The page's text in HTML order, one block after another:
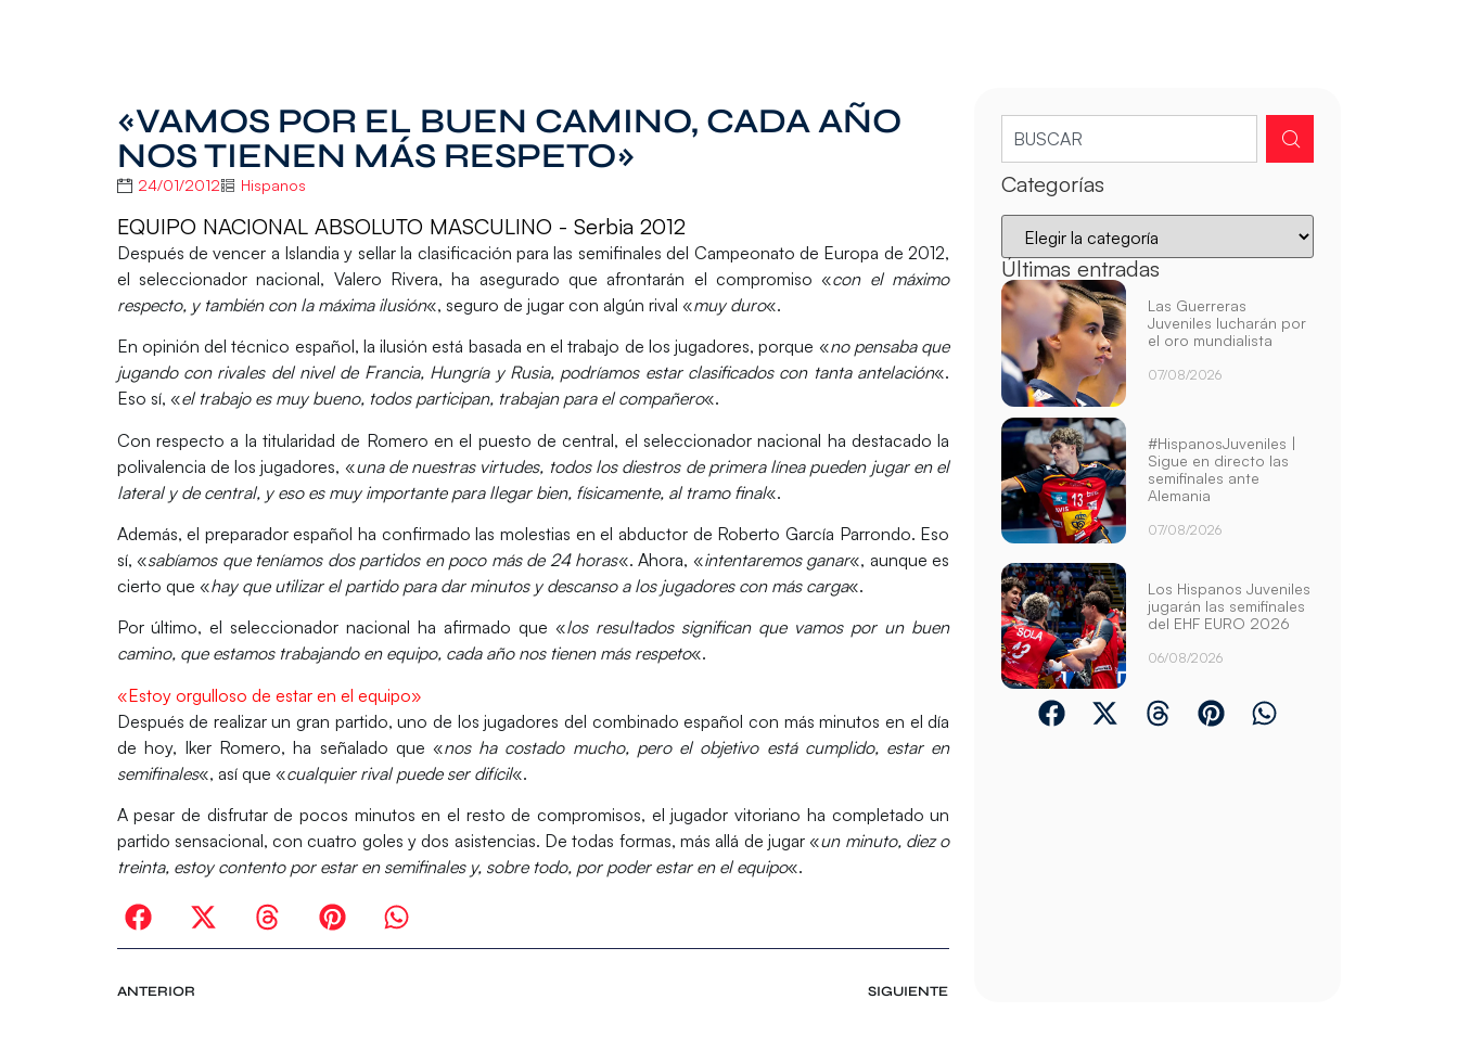
«VAMOS POR EL BUEN CAMINO, CADA AÑO
NOS TIENEN MÁS RESPETO»
24/01/2012 Hispanos
EQUIPO NACIONAL ABSOLUTO MASCULINO - Serbia 2012
Después de vencer a Islandia y sellar la clasificación para las semifinales del Campeonato de Europa de 2012,
el seleccionador nacional, Valero Rivera, ha asegurado que afrontarán el compromiso «con el máximo
respecto, y también con la máxima ilusión«, seguro de jugar con algún rival «muy duro«.
En opinión del técnico español, la ilusión está basada en el trabajo de los jugadores, porque «no pensaba que
jugando con rivales del nivel de Francia, Hungría y Rusia, podríamos estar clasificados con tanta antelación«.
Eso sí, «el trabajo es muy bueno, todos participan, trabajan para el compañero«.
Con respecto a la titularidad de Romero en el puesto de central, el seleccionador nacional ha destacado la
polivalencia de los jugadores, «una de nuestras virtudes, todos los diestros de primera línea pueden jugar en el
lateral y de central, y eso es muy importante para llegar bien, físicamente, al tramo final«.
Además, el preparador español ha confirmado las molestias en el abductor de Roberto García Parrondo. Eso
sí, «sabíamos que teníamos dos partidos en poco más de 24 horas«. Ahora, «intentaremos ganar«, aunque es
cierto que «hay que utilizar el partido para dar minutos y descanso a los jugadores con más carga«.
Por último, el seleccionador nacional ha afirmado que «los resultados significan que vamos por un buen
camino, que estamos trabajando en equipo, cada año nos tienen más respeto«.
«Estoy orgulloso de estar en el equipo»
Después de realizar un gran partido, uno de los jugadores del combinado español con más minutos en el día
de hoy, Iker Romero, ha señalado que «nos ha costado mucho, pero el objetivo está cumplido, estar en
semifinales«, así que «cualquier rival puede ser difícil«.
A pesar de disfrutar de pocos minutos en el resto de compromisos, el jugador vitoriano ha completado un
partido sensacional, con cuatro goles y dos asistencias. De todas formas, más allá de jugar «un minuto, diez o
treinta, estoy contento por estar en semifinales y, sobre todo, por poder estar en el equipo«.
ANTERIOR SIGUIENTE
Categorías
Últimas entradas
Las Guerreras
Juveniles lucharán por
el oro mundialista
07/08/2026
#HispanosJuveniles |
Sigue en directo las
semifinales ante
Alemania
07/08/2026
Los Hispanos Juveniles
jugarán las semifinales
del EHF EURO 2026
06/08/2026